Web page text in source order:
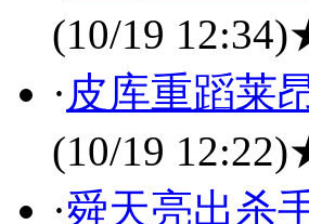
(10/19 12:34)
· 皮库重蹈莱
(10/19 12:22)
·舜天亮出杀